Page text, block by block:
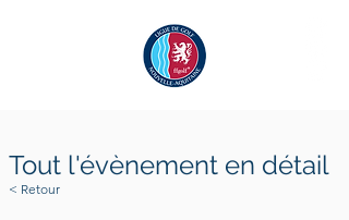
Tout l'évènement en détail
< Retour